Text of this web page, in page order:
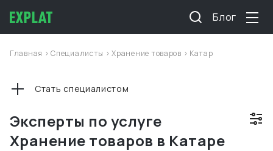
Блог
Главная >Специалисты >Хранение товаров > Катар
Эксперты по услуге
Хранение товаров в Катаре
Стать специалистом